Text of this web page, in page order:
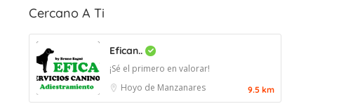
Cercano A Ti
Efican..
¡Sé el primero en valorar!
Hoyo de Manzanares
9.5 km